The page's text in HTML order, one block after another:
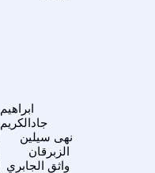
ابراهيم
جادالكريم
نهى سيلين
الزبرقان
واثق الجابري